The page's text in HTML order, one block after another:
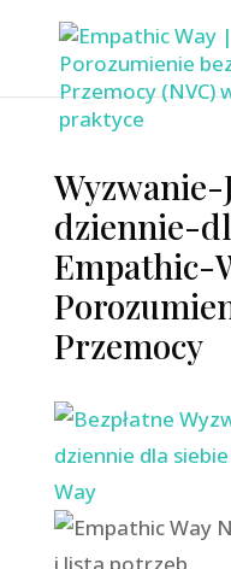
dziennie-
Empathic-
Przemocy